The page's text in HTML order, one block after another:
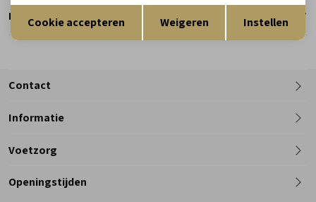
Reserveer en pas in de winkel
Contact
Telefoon
Informatie
Voetzorg
Openingstijden
Terug Opslaan
Cookie accepteren Weigeren Instellen